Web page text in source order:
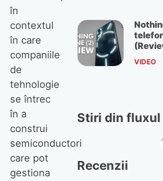
în
contextul
în care
companiile
de
tehnologie
se întrec
în a
construi
semiconductori
care pot
gestiona
VIDEO
Stiri din
Recenzii